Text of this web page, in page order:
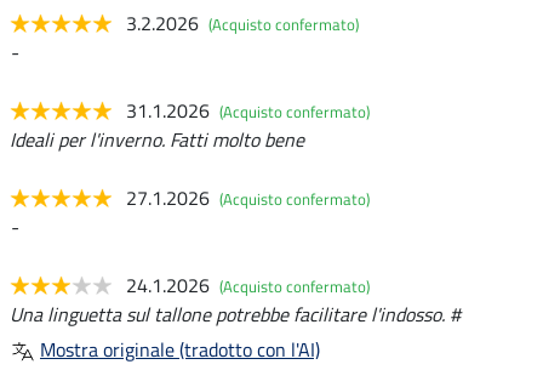
3.2.2026 (Acquisto confermato)
-
31.1.2026 (Acquisto confermato)
Ideali per l'inverno. Fatti molto bene
27.1.2026 (Acquisto confermato)
-
24.1.2026 (Acquisto confermato)
Una linguetta sul tallone potrebbe facilitare l'indosso. #
Mostra originale (tradotto con l'AI)